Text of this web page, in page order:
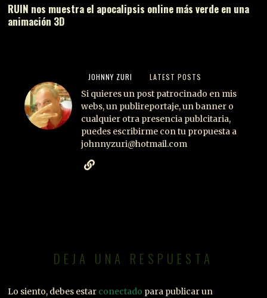
RUIN nos muestra el apocalipsis online más verde en una
animación 3D
JOHNNY ZURI LATEST POSTS
Si quieres un post patrocinado en mis
webs, un publireportaje, un banner o
cualquier otra presencia publcitaria,
puedes escribirme con tu propuesta a
johnnyzuri@hotmail.com
DEJA UNA RESPUESTA
Lo siento, debes estar conectado para publicar un